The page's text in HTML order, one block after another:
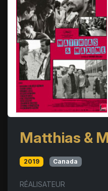
Matthias &
2019 Canada
RÉALISATEUR